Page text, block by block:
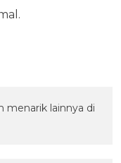
menarik lainnya di